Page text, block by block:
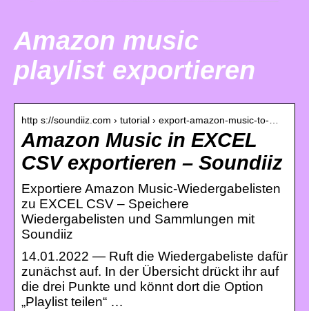
Amazon music
playlist exportieren
http s://soundiiz.com › tutorial › export-amazon-music-to-…
Amazon Music in EXCEL
CSV exportieren – Soundiiz
Exportiere Amazon Music-Wiedergabelisten
zu EXCEL CSV – Speichere
Wiedergabelisten und Sammlungen mit
Soundiiz
14.01.2022 — Ruft die Wiedergabeliste dafür
zunächst auf. In der Übersicht drückt ihr auf
die drei Punkte und könnt dort die Option
„Playlist teilen“ …